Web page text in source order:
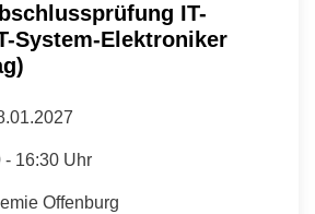
IT-
System-Elektroniker
- 16:30 Uhr
Offenburg